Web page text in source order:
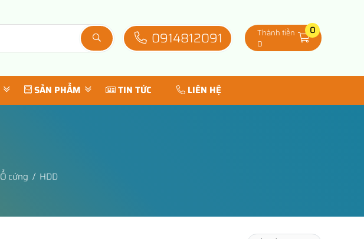
0914812091
Thành tiền
0
0
SẢN PHẨM TIN TỨC LIÊN HỆ
Ổ cứng HDD